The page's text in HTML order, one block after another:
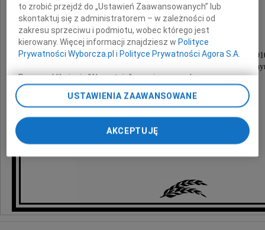
z domu Zając
Uroczystość pogrzebowa odbędzie się dnia 7 maja
o godz. 14 .00 na Cmentarzu Nowym
w Stargardzie Szczecińskim - Giżynku.
Pogrążona w smutku
córka Alicja z mężem Piotrem
to zrobić przejdź do „Ustawień Zaawansowanych” lub
skontaktuj się z administratorem – w zależności od
zakresu sprzeciwu i podmiotu, wobec którego jest
kierowany. Więcej informacji znajdziesz wPolityce
Prywatności Wyborcza.pl iPolityce Prywatności Agora S.A.
Poprzez kliknięcie "Akceptuję" wyrażasz zgodę na
zainstalowanie i przechowywanie plików typu cookie
Wyborczej sp. z o. o. jej Zaufanych Partnerów i Agora S.A.
chwili zmienić swoje preferencje dot. plików cookie,
ponownie wywołując narzędzie do zarządzania Twoimi
preferencjami dot. przetwarzania danych poprzez
odnośnik „Ustawienia prywatności” w stopce serwisu i
Zmiana ustawień plików cookie możliwa jest także za
USTAWIENIA ZAAWANSOWANE
AKCEPTUJĘ